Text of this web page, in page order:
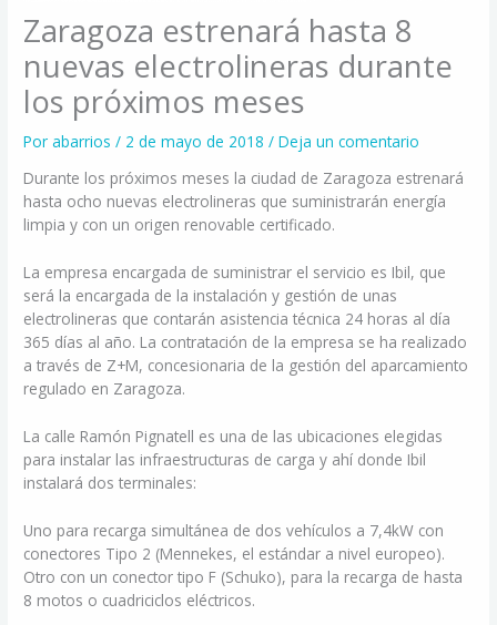
Zaragoza estrenará hasta 8
nuevas electrolineras durante
los próximos meses
Porabarrios/ 2 de mayo de 2018/Deja un comentario
Durante los próximos meses la ciudad de Zaragoza estrenará
hasta ocho nuevas electrolineras que suministrarán energía
limpia y con un origen renovable certificado.
La empresa encargada de suministrar el servicio es Ibil, que
será la encargada de la instalación y gestión de unas
electrolineras que contarán asistencia técnica 24 horas al día
365 días al año. La contratación de la empresa se ha realizado
a través de Z+M, concesionaria de la gestión del aparcamiento
regulado en Zaragoza.
La calle Ramón Pignatell es una de las ubicaciones elegidas
para instalar las infraestructuras de carga y ahí donde Ibil
instalará dos terminales:
Uno para recarga simultánea de dos vehículos a 7,4kW con
conectores Tipo 2 (Mennekes, el estándar a nivel europeo).
Otro con un conector tipo F (Schuko), para la recarga de hasta
8 motos o cuadriciclos eléctricos.